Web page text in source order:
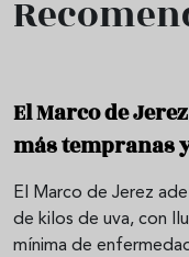
El Marco de
más tempranas
El Marco de Jerez
de kilos de uva, con
mínima de